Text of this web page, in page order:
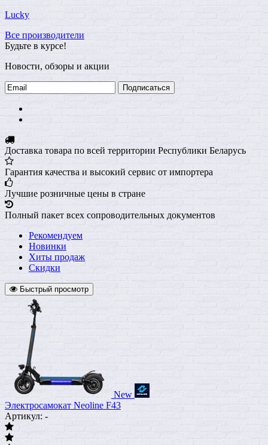
Lucky
Все производители
Будьте в курсе!
Новости, обзоры и акции
Подписаться
Доставка товара по всей территории Республики Беларусь
Гарантия качества и высокий сервис от импортера
Лучшие розничные цены в стране
Полный пакет всех сопроводительных документов
Рекомендуем
Новинки
Хиты продаж
Скидки
Быстрый просмотр
New
Электросамокат Neoline F43
Артикул: -